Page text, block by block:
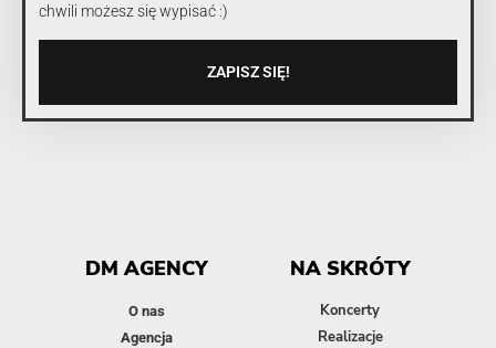
chwili możesz się wypisać :)
ZAPISZ SIĘ!
DM AGENCY
O nas
Agencja
NA SKRÓTY
Koncerty
Realizacje